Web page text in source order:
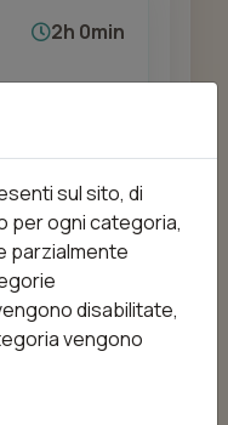
2h 0min
15min
sul sito, di
per ogni categoria,
parzialmente
disabilitate,
vengono